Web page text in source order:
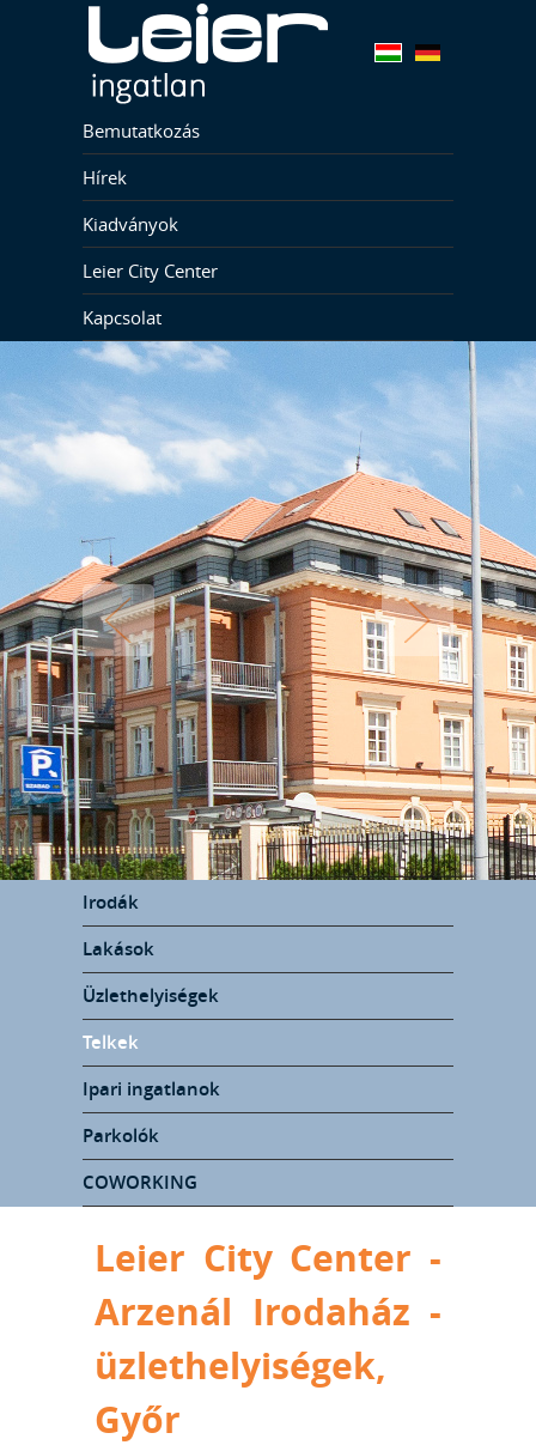
Bemutatkozás
Hírek
Kiadványok
Leier City Center
Kapcsolat
Irodák
Lakások
Üzlethelyiségek
Telkek
Ipari ingatlanok
Parkolók
COWORKING
Leier City Center -
Arzenál Irodaház -
üzlethelyiségek,
Győr